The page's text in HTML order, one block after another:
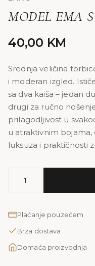
MODEL EMA S
40,00 KM
Srednja veličina
i moderan izgled.
sa dva kaiša – jedan
drugi za ručno
prilagodljivost u
u atraktivnim
luksuza i praktičnosti
EMA
|
količina
Plaćanje pouzećem
Brza dostava
Domaća proizvodnja